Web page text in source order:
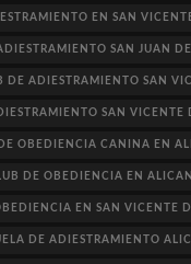
EN SAN
SAN JUAN
DE ADIESTRAMIENTO SAN
SAN VICENTE
OBEDIENCIA CANINA EN
DE OBEDIENCIA EN
EN SAN VICENTE
DE ADIESTRAMIENTO